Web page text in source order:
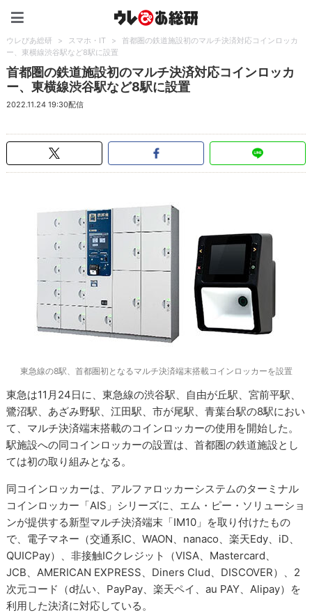
ウレぴあ総研 > スマホ・IT >
首都圏の鉄道施設初のマルチ決済対応コインロッカ
ー、東横線渋谷駅など8駅に設置
首都圏の鉄道施設初のマルチ決済対応コインロッカ
ー、東横線渋谷駅など8駅に設置
2022.11.24 19:30配信
東急線の8駅、首都圏初となるマルチ決済端末搭載コインロッカーを設置
東急は11月24日に、東急線の渋谷駅、自由が丘駅、宮前平駅、
鷺沼駅、あざみ野駅、江田駅、市が尾駅、青葉台駅の8駅におい
て、マルチ決済端末搭載のコインロッカーの使用を開始した。
駅施設への同コインロッカーの設置は、首都圏の鉄道施設とし
ては初の取り組みとなる。
同コインロッカーは、アルファロッカーシステムのターミナル
コインロッカー「AIS」シリーズに、エム・ピー・ソリューショ
ンが提供する新型マルチ決済端末「IM10」を取り付けたもの
で、電子マネー（交通系IC、WAON、nanaco、楽天Edy、iD、
QUICPay）、非接触ICクレジット（VISA、Mastercard、
JCB、AMERICAN EXPRESS、Diners Clud、DISCOVER）、2
次元コード（d払い、PayPay、楽天ペイ、au PAY、Alipay）を
利用した決済に対応している。